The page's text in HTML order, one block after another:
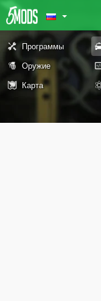
Программы
Оружие
Карта